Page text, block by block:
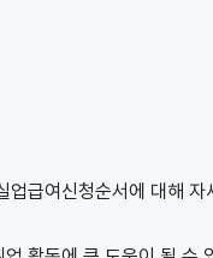
업급여신청순서에 대해